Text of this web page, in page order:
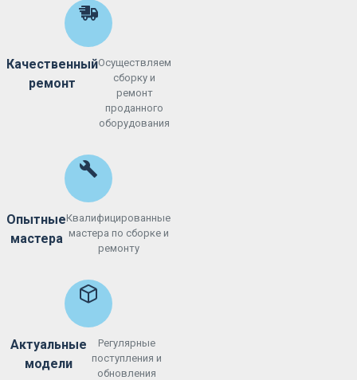
Качественный
ремонт
Осуществляем
сборку и
ремонт
проданного
оборудования
Опытные
мастера
Квалифицированные
мастера по сборке и
ремонту
Актуальные
модели
Регулярные
поступления и
обновления